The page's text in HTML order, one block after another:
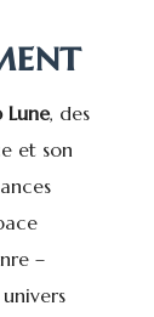
Lune, des
et son
–